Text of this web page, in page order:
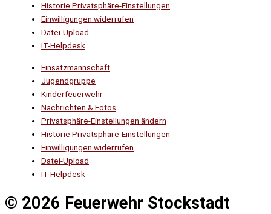
Historie Privatsphäre-Einstellungen
Einwilligungen widerrufen
Datei-Upload
IT-Helpdesk
Einsatzmannschaft
Jugendgruppe
Kinderfeuerwehr
Nachrichten & Fotos
Privatsphäre-Einstellungen ändern
Historie Privatsphäre-Einstellungen
Einwilligungen widerrufen
Datei-Upload
IT-Helpdesk
© 2026 Feuerwehr Stockstadt